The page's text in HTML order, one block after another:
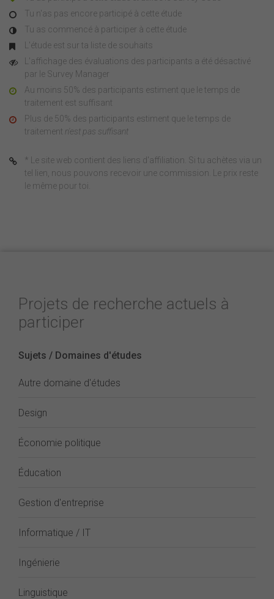
Tu n'as pas encore participé à cette étude
Tu as commencé à participer à cette étude
L'étude est sur ta liste de souhaits
L'affichage des évaluations des participants a été désactivé
par le Survey Manager
Au moins 50% des participants estiment que le temps de
traitement est suffisant
Plus de 50% des participants estiment que le temps de
traitement n'est pas suffisant
* Le site web contient des liens d'affiliation. Si tu achètes via un
tel lien, nous pouvons recevoir une commission. Le prix reste
le même pour toi.
Projets de recherche actuels à
participer
Sujets / Domaines d'études
Autre domaine d'études
Design
Économie politique
Éducation
Gestion d'entreprise
Informatique / IT
Ingénierie
Linguistique